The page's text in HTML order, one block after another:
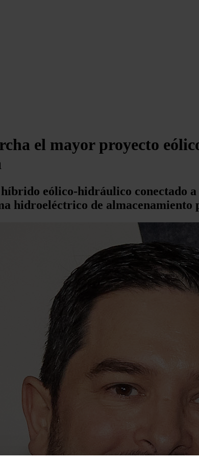
el mayor proyecto
eólico-hidráulico conectado
hidroeléctrico de almacenamiento